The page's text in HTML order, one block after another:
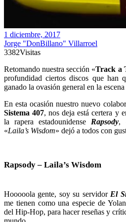
1 diciembre, 2017
Jorge "DonBillano" Villarroel
3382Visitas
Retomando nuestra sección «Track a
profundidad ciertos discos que han
ganado la ovasión general en la
En esta ocasión nuestro nuevo
Sistema 407, nos deja está certera y
la rapera estadounidense Rapsody,
«Laila’s Wisdom» dejó a todos con
Rapsody – Laila’s Wisdom
Hooooola gente, soy su servidor El
me tienen como una especie de
del Hip-Hop, para hacer reseñas y